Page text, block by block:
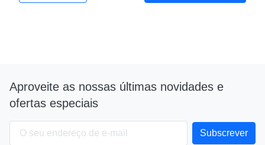
Aproveite as nossas últimas novidades e
ofertas especiais